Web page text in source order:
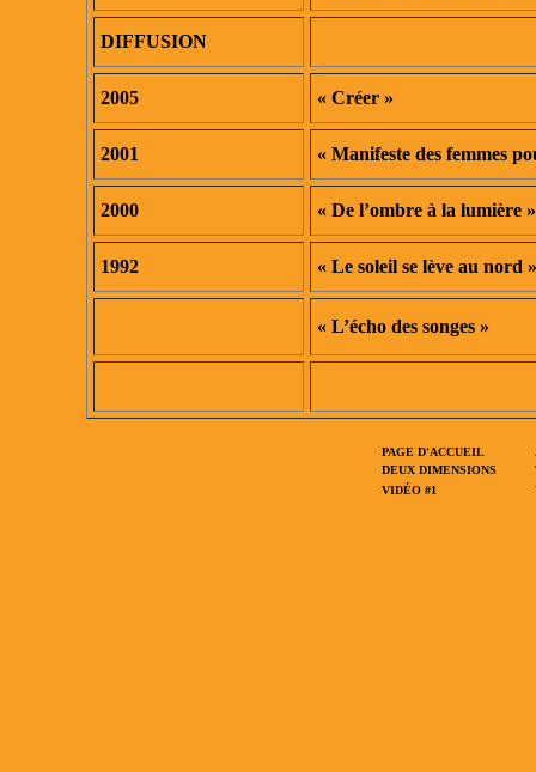
DIFFUSION
2005 « Créer »
2001 « Manifeste des femmes
2000 « De l’ombre à la lumière »
1992 « Le soleil se lève au nord »
« L’écho des songes »
PAGE D'ACCUEIL
DEUX DIMENSIONS
VIDÉO #1